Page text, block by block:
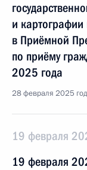
и
в Приёмной
по приёму
2025 года
28 февраля 2025
19 февраля
19 февраля